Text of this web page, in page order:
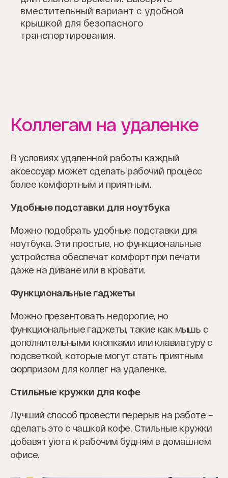
вместительный вариант с удобной
крышкой для безопасного
транспортирования.
Коллегам на удаленке
В условиях удаленной работы каждый
аксессуар может сделать рабочий процесс
более комфортным и приятным.
Удобные подставки для ноутбука
Можно подобрать удобные подставки для
ноутбука. Эти простые, но функциональные
устройства обеспечат комфорт при печати
даже на диване или в кровати.
Функциональные гаджеты
Можно презентовать недорогие, но
функциональные гаджеты, такие как мышь с
дополнительными кнопками или клавиатуру с
подсветкой, которые могут стать приятным
сюрпризом для коллег на удаленке.
Стильные кружки для кофе
Лучший способ провести перерыв на работе –
сделать это с чашкой кофе. Стильные кружки
добавят уюта к рабочим будням в домашнем
офисе.